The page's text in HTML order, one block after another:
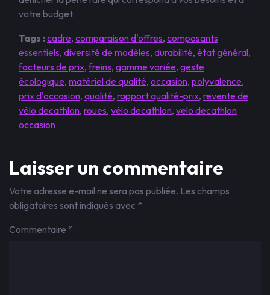
votre budget.
Tags :cadre, comparaison d'offres, composants
essentiels, diversité de modèles, durabilité, état général,
facteurs de prix,freins, gamme variée, geste
écologique, matériel de qualité, occasion, polyvalence,
prix d'occasion, qualité, rapport qualité-prix, revente de
vélo decathlon, roues, vélo decathlon, velo decathlon
occasion
Laisser un commentaire
Votre adresse e-mail ne sera pas publiée. Les champs
obligatoires sont indiqués avec *
Commentaire *